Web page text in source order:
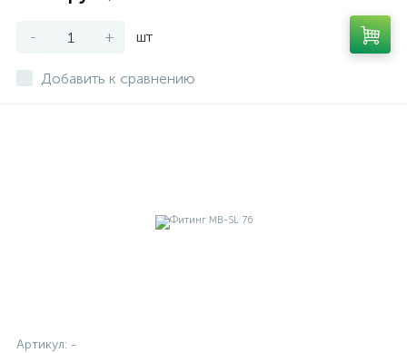
- + шт
Добавить к сравнению
Артикул: -